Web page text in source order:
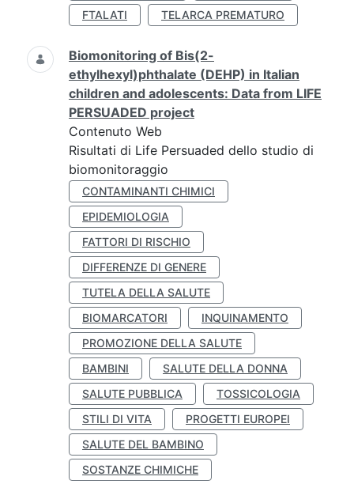
FTALATI
TELARCA PREMATURO
Biomonitoring of Bis(2-
ethylhexyl)phthalate (DEHP) in Italian
children and adolescents: Data from LIFE
PERSUADED project
Contenuto Web
Risultati di Life Persuaded dello studio di
biomonitoraggio
CONTAMINANTI CHIMICI
EPIDEMIOLOGIA
FATTORI DI RISCHIO
DIFFERENZE DI GENERE
TUTELA DELLA SALUTE
BIOMARCATORI
INQUINAMENTO
PROMOZIONE DELLA SALUTE
BAMBINI
SALUTE DELLA DONNA
SALUTE PUBBLICA
TOSSICOLOGIA
STILI DI VITA
PROGETTI EUROPEI
SALUTE DEL BAMBINO
SOSTANZE CHIMICHE